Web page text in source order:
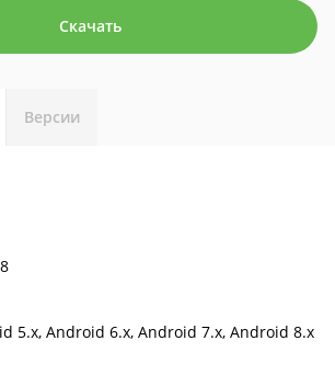
Скачать
Версии
5.x, Android 6.x, Android 7.x, Android 8.x